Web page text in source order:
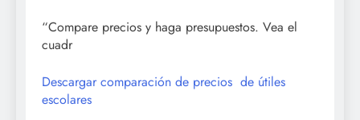
“Compare precios y haga presupuestos. Vea el
cuadr
Descargar comparación de precios de útiles
escolares